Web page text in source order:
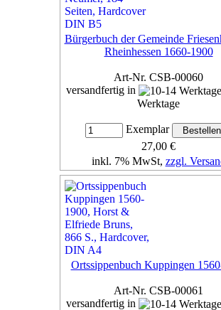
Bürgerbuch der Gemeinde
Rheinhessen 1660-1900
Art-Nr. CSB-00060
versandfertig in
Werktage
Exemplar
27,00 €
inkl. 7% MwSt, zzgl.
Details...
Ortssippenbuch Kuppingen
Art-Nr. CSB-00061
versandfertig in